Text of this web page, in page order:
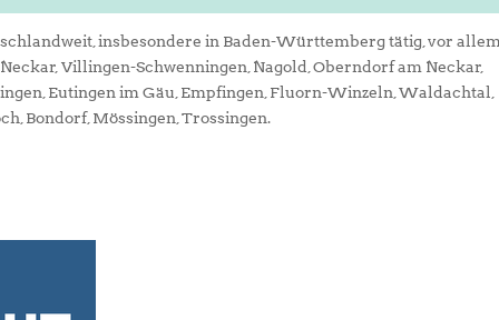
insbesondere in Baden-Württemberg tätig, vor
Villingen-Schwenningen, Nagold, Oberndorf am Neckar,
Eutingen im Gäu, Empfingen, Fluorn-Winzeln, Waldachtal,
Bondorf, Mössingen, Trossingen.